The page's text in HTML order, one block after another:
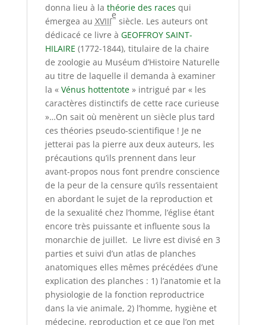
donna lieu à la théorie des races qui
émergea au XVIII
e
siècle. Les auteurs ont
dédicacé ce livre à GEOFFROY SAINT-
HILAIRE (1772-1844), titulaire de la chaire
de zoologie au Muséum d’Histoire Naturelle
au titre de laquelle il demanda à examiner
la « Vénus hottentote» intrigué par « les
caractères distinctifs de cette race curieuse
»…On sait où menèrent un siècle plus tard
ces théories pseudo-scientifique ! Je ne
jetterai pas la pierre aux deux auteurs, les
précautions qu’ils prennent dans leur
avant-propos nous font prendre conscience
de la peur de la censure qu’ils ressentaient
en abordant le sujet de la reproduction et
de la sexualité chez l’homme, l’église étant
encore très puissante et influente sous la
monarchie de juillet. Le livre est divisé en 3
parties et suivi d’un atlas de planches
anatomiques elles mêmes précédées d’une
explication des planches : 1) l’anatomie et la
physiologie de la fonction reproductrice
dans la vie animale, 2) l’homme, hygiène et
médecine, reproduction et ce que l’on met